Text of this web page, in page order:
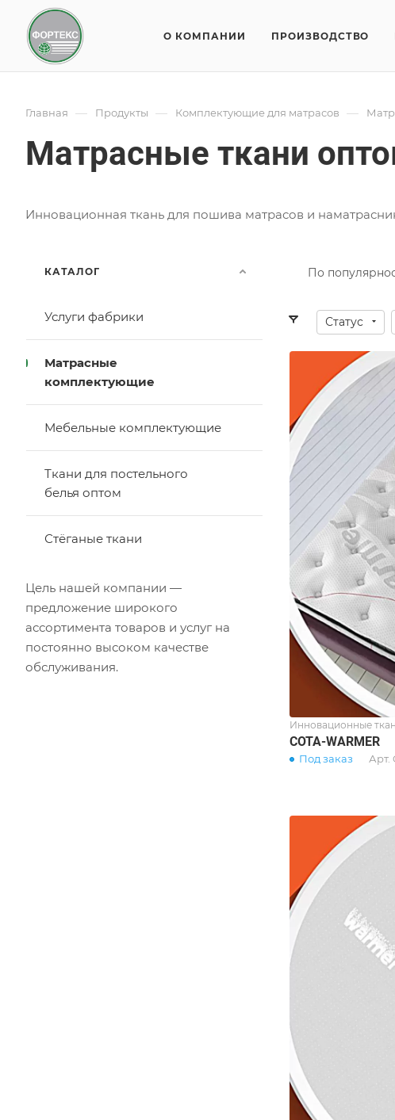
О КОМПАНИИ ПРОИЗВОДСТВО
Главная — Продукты — Комплектующие для матрасов —
Матрасные ткани
Инновационная ткань для пошива матрасов и
По
Статус
Инновационные
COTA-WARMER
Под заказ Арт.
КАТАЛОГ
Услуги фабрики
Матрасные
комплектующие
Мебельные комплектующие
Ткани для постельного
белья оптом
Стёганые ткани
Цель нашей компании —
предложение широкого
ассортимента товаров и услуг на
постоянно высоком качестве
обслуживания.